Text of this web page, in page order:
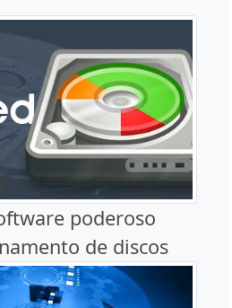
poderoso
de discos